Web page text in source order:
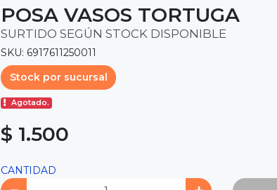
POSA VASOS TORTUGA
SURTIDO SEGÚN STOCK DISPONIBLE
SKU: 6917611250011
Stock por sucursal
Agotado.
$ 1.500
CANTIDAD